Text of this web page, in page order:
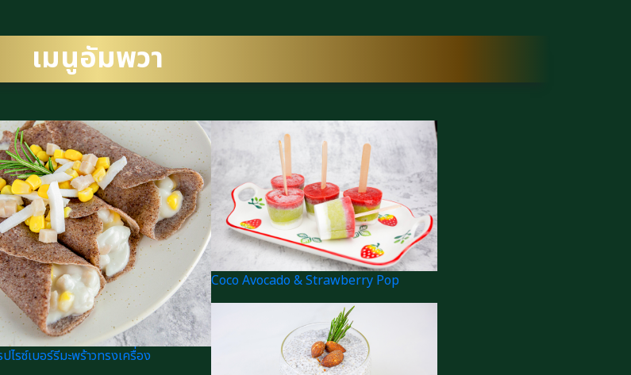
เมนูอัมพวา
ปไรซ์เบอร์รีมะพร้าวทรงเครื่อง
Coco Avocado & Strawberry Pop